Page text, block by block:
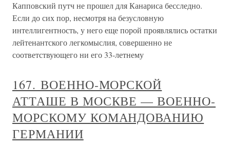
Капповский путч не прошел для Канариса бесследно.
Если до сих пор, несмотря на безусловную
интеллигентность, у него еще порой проявлялись остатки
лейтенантского легкомыслия, совершенно не
соответствующего ни его 33-летнему
167. ВОЕННО-МОРСКОЙ
АТТАШЕ В МОСКВЕ — ВОЕННО-
МОРСКОМУ КОМАНДОВАНИЮ
ГЕРМАНИИ